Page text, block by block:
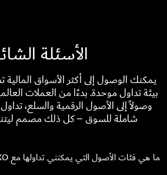
الأسئلة
يمكنك الوصول إلى أكثر الأسواق المالية
بيئة تداول موحدة. بدءًا من العملات
وصولاً إلى الأصول الرقمية والسلع،
شاملة للسوق – كل ذلك مصمم
ما هي فئات الأصول التي يمكنني تداولها مع UEXO؟